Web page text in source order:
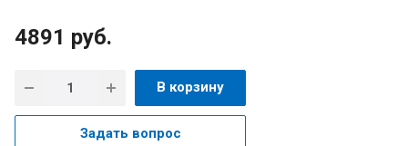
4891 руб.
В корзину
Задать вопрос